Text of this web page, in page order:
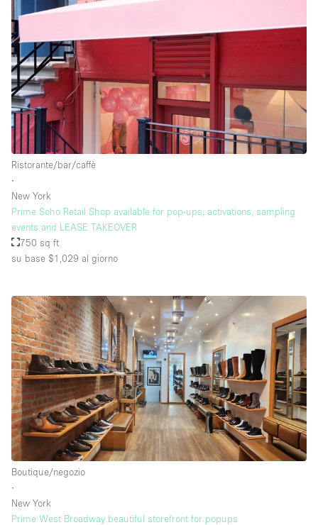
Piano/Accesso
Seminterrato
Piano terra su corte
Piano terra su strada
Centro commerciale
Di sopra
Altro
Ristorante/bar/caffè
∙
New York
Prime Soho Retail Shop available for pop-ups, activations, sampling
events and LEASE TAKEOVER
750 sq ft
su base $1,029 al giorno
Boutique/negozio
∙
New York
Prime West Broadway beautiful storefront for popups